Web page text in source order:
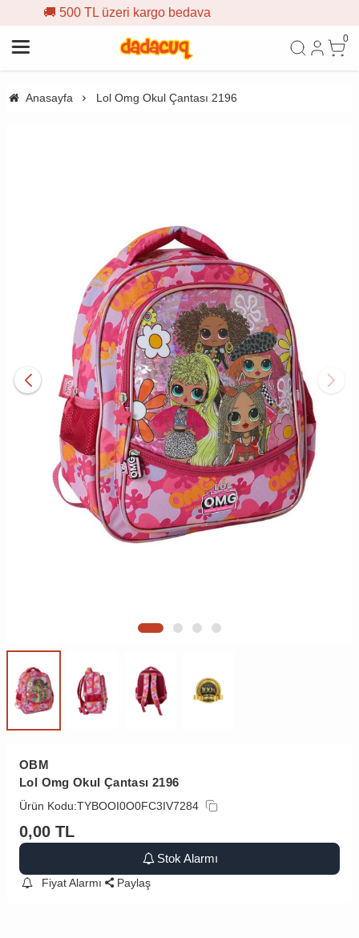
bedava
0
Anasayfa Lol Omg Okul Çantası 2196
OBM
Lol Omg Okul Çantası 2196
Ürün Kodu:TYBOOI0O0FC3IV7284
0,00 TL
Stok Alarmı
Fiyat Alarmı Paylaş